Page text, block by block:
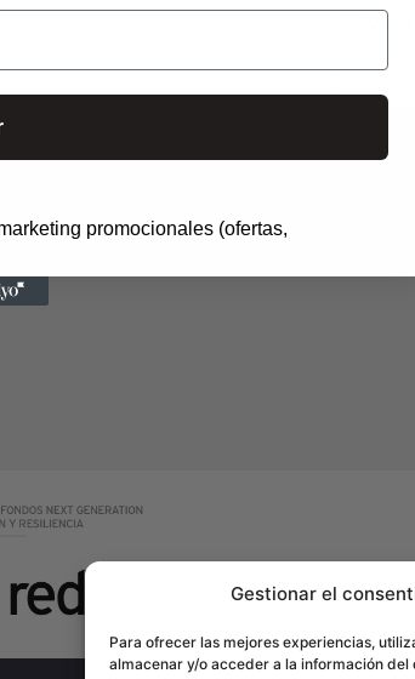
Gestionar el
Para ofrecer las mejores experiencias,
almacenar y/o acceder a la información del
08860 Castelldefels, Barcelona
promocionales (ofertas,